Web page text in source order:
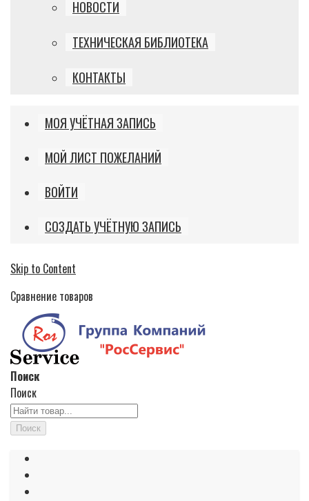
НОВОСТИ
ТЕХНИЧЕСКАЯ БИБЛИОТЕКА
КОНТАКТЫ
МОЯ УЧЁТНАЯ ЗАПИСЬ
МОЙ ЛИСТ ПОЖЕЛАНИЙ
ВОЙТИ
СОЗДАТЬ УЧЁТНУЮ ЗАПИСЬ
Skip to Content
Сравнение товаров
Поиск
Поиск
Поиск